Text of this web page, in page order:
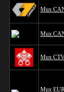
Mux
Mux
Mux
Mux